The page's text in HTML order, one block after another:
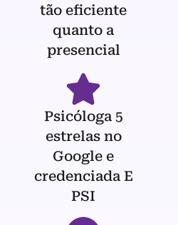
tão eficiente
quanto a
presencial
Psicóloga 5
estrelas no
Google e
credenciada E
PSI